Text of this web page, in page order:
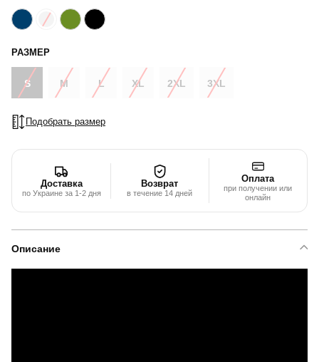
РАЗМЕР
S M L XL 2XL 3XL
Подобрать размер
Доставка
по Украине за 1-2 дня
Возврат
в течение 14 дней
Оплата
при получении или
онлайн
Описание